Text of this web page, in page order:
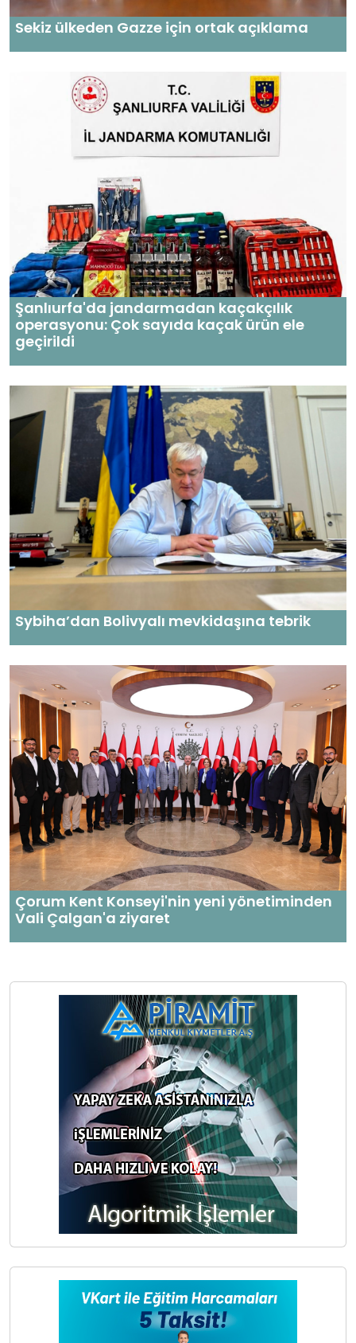
Sekiz ülkeden Gazze için ortak açıklama
Şanlıurfa'da jandarmadan kaçakçılık
operasyonu: Çok sayıda kaçak ürün ele
geçirildi
Sybiha’dan Bolivyalı mevkidaşına tebrik
Çorum Kent Konseyi'nin yeni yönetiminden
Vali Çalgan'a ziyaret